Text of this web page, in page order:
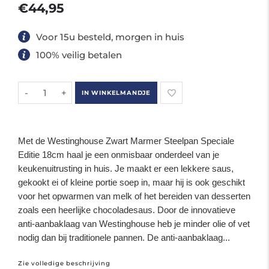
€44,95
Voor 15u besteld, morgen in huis
100% veilig betalen
- + IN WINKELMANDJE
Met de Westinghouse Zwart Marmer Steelpan Speciale
Editie 18cm haal je een onmisbaar onderdeel van je
keukenuitrusting in huis. Je maakt er een lekkere saus,
gekookt ei of kleine portie soep in, maar hij is ook geschikt
voor het opwarmen van melk of het bereiden van desserten
zoals een heerlijke chocoladesaus. Door de innovatieve
anti-aanbaklaag van Westinghouse heb je minder olie of vet
nodig dan bij traditionele pannen. De anti-aanbaklaag...
Zie volledige beschrijving